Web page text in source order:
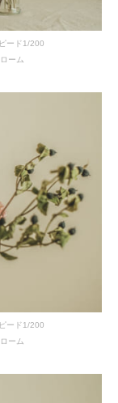
ード1/200
ーム
ード1/200
ーム